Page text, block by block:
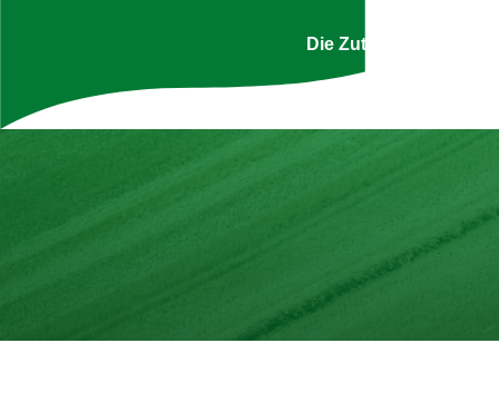
Die Zutatenliste ist